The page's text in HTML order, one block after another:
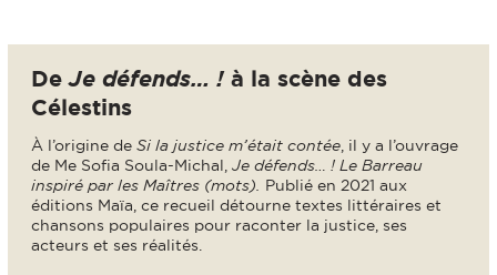
DeJe défends… !à la scène des
Célestins
À l’origine de Si la justice m’était contée, il y a l’ouvrage
de Me Sofia Soula-Michal, Je défends… ! Le Barreau
inspiré par les Maîtres (mots). Publié en 2021 aux
éditions Maïa, ce recueil détourne textes littéraires et
chansons populaires pour raconter la justice, ses
acteurs et ses réalités.